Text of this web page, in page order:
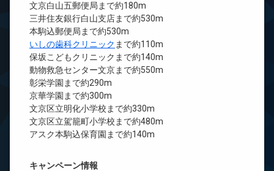
文京白山五郵便局まで約180m
三井住友銀行白山支店まで約530m
本駒込郵便局まで約530m
いしの歯科クリニック まで約110m
保坂こどもクリニックまで約140m
動物救急センター文京まで約550m
彰栄学園まで約290m
京華学園まで約300m
文京区立明化小学校まで約330m
文京区立駕籠町小学校まで約480m
アスク本駒込保育園まで約140m
キャンペーン情報